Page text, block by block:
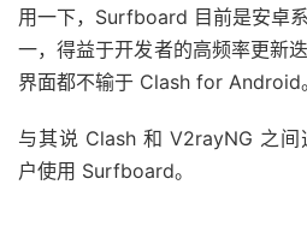
用一下，Surfboard 目前是安卓
一，得益于开发者的高频率更新
界面都不输于 Clash for Android。
与其说 Clash 和 V2rayNG 之间
户使用 Surfboard。